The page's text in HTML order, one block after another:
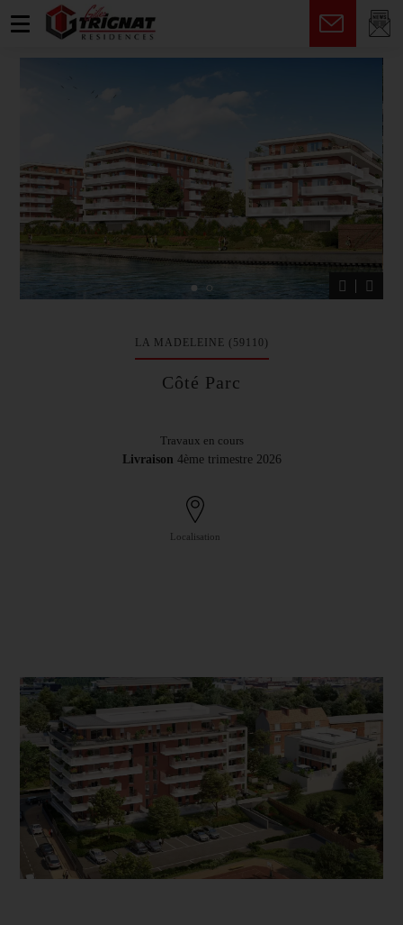
LA MADELEINE (59110)
Côté Parc
Travaux en cours
Livraison 4ème trimestre 2026
Localisation